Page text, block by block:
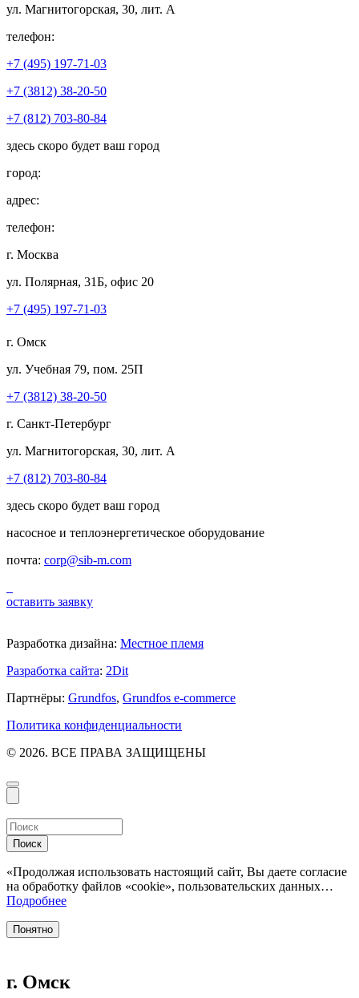
ул. Магнитогорская, 30, лит. А
телефон:
+7 (495) 197-71-03
+7 (3812) 38-20-50
+7 (812) 703-80-84
здесь скоро будет ваш город
город:
адрес:
телефон:
г. Москва
ул. Полярная, 31Б, офис 20
+7 (495) 197-71-03
г. Омск
ул. Учебная 79, пом. 25П
+7 (3812) 38-20-50
г. Санкт-Петербург
ул. Магнитогорская, 30, лит. А
+7 (812) 703-80-84
здесь скоро будет ваш город
насосное и теплоэнергетическое оборудование
почта: corp@sib-m.com
оставить заявку
Разработка дизайна: Местное племя
Разработка сайта: 2Dit
Партнёры: Grundfos, Grundfos e-commerce
Политика конфиденциальности
© 2026. ВСЕ ПРАВА ЗАЩИЩЕНЫ
Поиск
«Продолжая использовать настоящий сайт, Вы даете согласие
на обработку файлов «cookie», пользовательских данных…
Подробнее
Понятно
г. Омск